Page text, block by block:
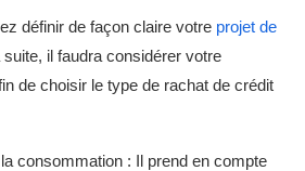
définir de façon claire votre projet de
suite, il faudra considérer votre
de choisir le type de rachat de crédit
consommation : Il prend en compte